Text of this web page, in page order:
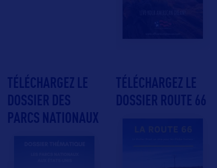
TÉLÉCHARGEZ LE
DOSSIER DES
PARCS NATIONAUX
TÉLÉCHARGEZ LE
DOSSIER ROUTE 66